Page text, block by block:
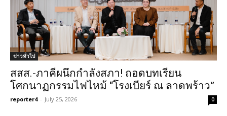
ข่าวทั่วไป
สสส.-ภาคีผนึกกำลังสภา! ถอดบทเรียน
โศกนาฏกรรมไฟไหม้ “โรงเบียร์ ณ ลาดพร้าว”
reporter4 - July 25, 2026 0